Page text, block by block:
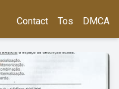
Contact Tos DMCA